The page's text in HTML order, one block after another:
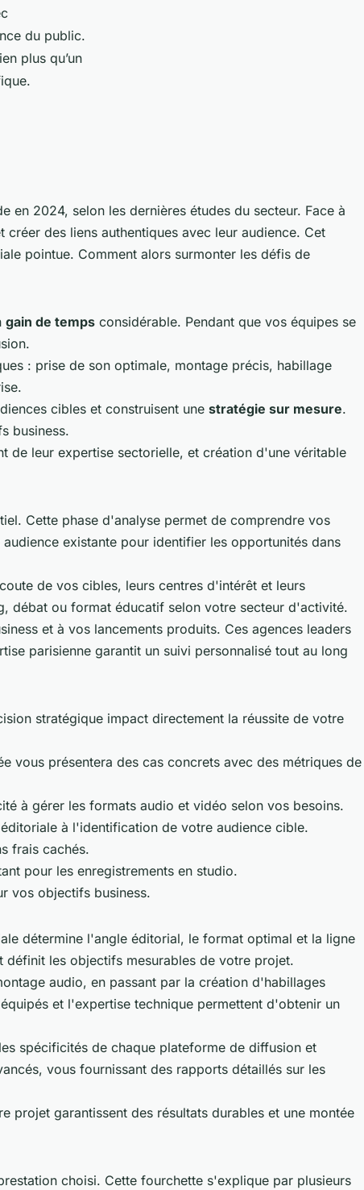
du public.
plus qu’un
2024, selon les dernières études du secteur. Face à
des liens authentiques avec leur audience. Cet
pointue. Comment alors surmonter les défis de
gain de temps considérable. Pendant que vos équipes se
: prise de son optimale, montage précis, habillage
cibles et construisent une stratégie sur mesure.
business.
de leur expertise sectorielle, et création d'une véritable
Cette phase d'analyse permet de comprendre vos
existante pour identifier les opportunités dans
de vos cibles, leurs centres d'intérêt et leurs
débat ou format éducatif selon votre secteur d'activité.
et à vos lancements produits. Ces agences leaders
parisienne garantit un suivi personnalisé tout au long
stratégique impact directement la réussite de votre
vous présentera des cas concrets avec des métriques de
à gérer les formats audio et vidéo selon vos besoins.
à l'identification de votre audience cible.
frais cachés.
pour les enregistrements en studio.
vos objectifs business.
détermine l'angle éditorial, le format optimal et la ligne
les objectifs mesurables de votre projet.
audio, en passant par la création d'habillages
et l'expertise technique permettent d'obtenir un
spécificités de chaque plateforme de diffusion et
vous fournissant des rapports détaillés sur les
projet garantissent des résultats durables et une montée
choisi. Cette fourchette s'explique par plusieurs